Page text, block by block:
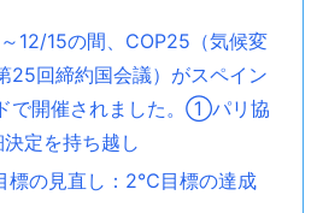
12/15の間、COP25（気候変
25回締約国会議）がスペイン
で開催されました。①パリ協
定を持ち越し
の見直し：2℃目標の達成